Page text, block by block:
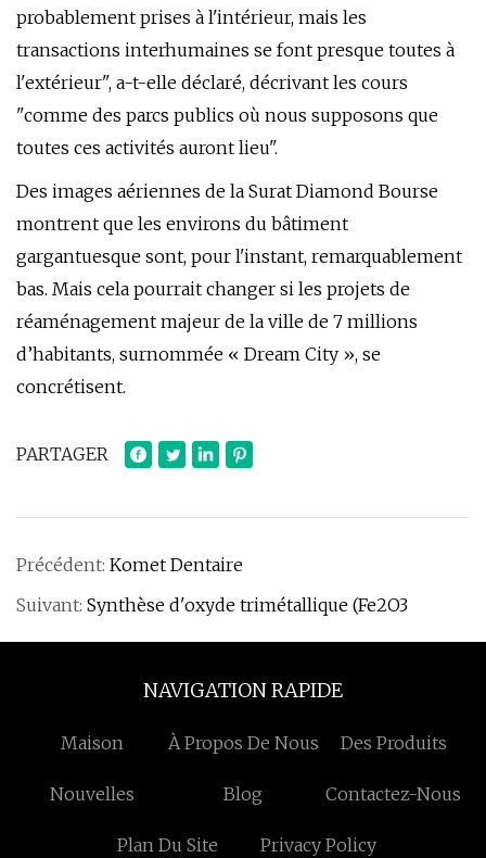
probablement prises à l'intérieur, mais les
transactions interhumaines se font presque toutes à
l'extérieur", a-t-elle déclaré, décrivant les cours
"comme des parcs publics où nous supposons que
toutes ces activités auront lieu".
Des images aériennes de la Surat Diamond Bourse
montrent que les environs du bâtiment
gargantuesque sont, pour l'instant, remarquablement
bas. Mais cela pourrait changer si les projets de
réaménagement majeur de la ville de 7 millions
d’habitants, surnommée « Dream City », se
concrétisent.
PARTAGER
Précédent: Komet Dentaire
Suivant: Synthèse d'oxyde trimétallique (Fe2O3
NAVIGATION RAPIDE
Maison À Propos De Nous Des Produits
Nouvelles Blog Contactez-Nous
Plan Du Site Privacy Policy